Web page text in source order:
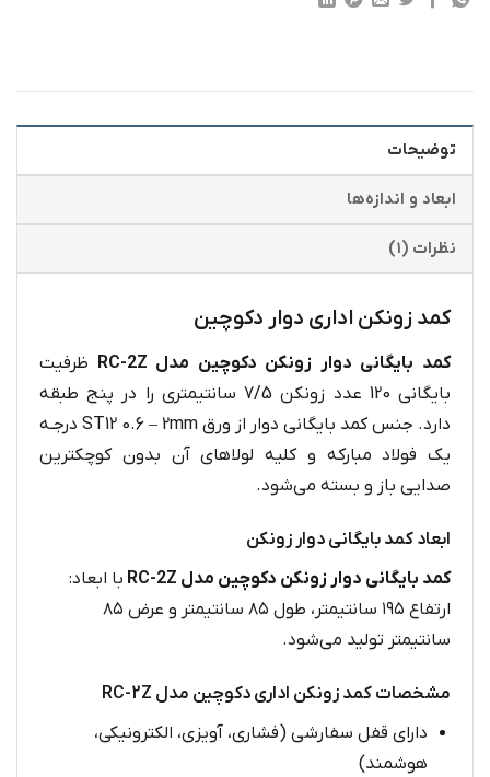
توضیحات
ابعاد و اندازه‌ها
نظرات (۱)
کمد زونکن اداری دوار دکوچین
کمد بایگانی دوار زونکن دکوچین مدل RC-2Z
ظرفیت
بایگانی 120 عدد زونکن 7/5 سانتیمتری را در پنج طبقه
دارد. جنس کمد بایگانی دوار از ورق ST12 0.6 – 2mm درجـه
یک فولاد مبارکه و کلیه لولاهای آن بدون کوچکترین
صدایی باز و بسته می‌شود.
ابعاد کمد بایگانی دوار زونکن
کمد بایگانی دوار زونکن دکوچین مدل RC-2Z
با ابعاد:
ارتفاع ۱۹۵ سانتیمتر، طول ۸۵ سانتیمتر و عرض ۸۵
سانتیمتر تولید می‌شود.
مشخصات کمد زونکن اداری دکوچین مدل RC-2Z
دارای قفل سفارشی (فشاری، آویزی، الکترونیکی،
هوشمند)